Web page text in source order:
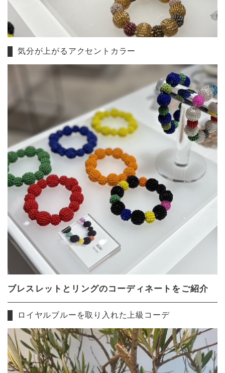
気分が上がるアクセントカラー
ブレスレットとリングのコーディネートをご紹介
ロイヤルブルーを取り入れた上級コーデ